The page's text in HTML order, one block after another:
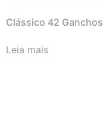
Clássico 42 Ganchos
Leia mais